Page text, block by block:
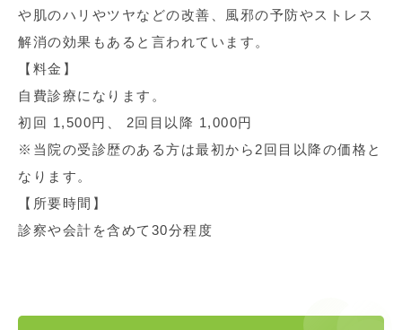
や肌のハリやツヤなどの改善、風邪の予防やストレス
解消の効果もあると言われています。
【料金】
自費診療になります。
初回 1,500円、 2回目以降 1,000円
※当院の受診歴のある方は最初から2回目以降の価格と
なります。
【所要時間】
診察や会計を含めて30分程度